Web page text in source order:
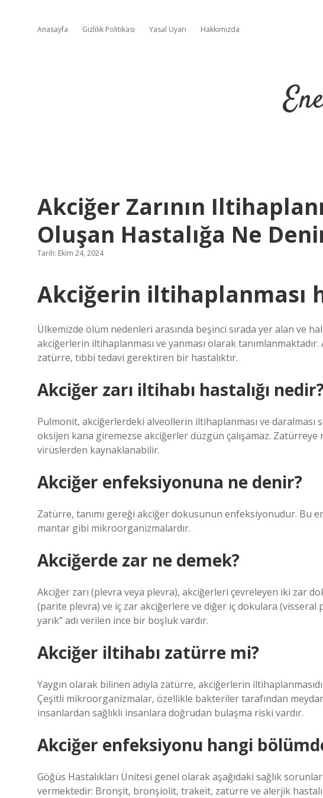
Anasayfa Gizlilik Politikası Yasal Uyarı Hakkımızda
Akciğer Zarının
Oluşan Hastalığa Ne
Tarih: Ekim 24, 2024
Akciğerin iltihaplanması
Ülkemizde ölüm nedenleri arasında beşinci sırada yer alan ve
akciğerlerin iltihaplanması ve yanması olarak
zatürre, tıbbi tedavi gerektiren bir hastalıktır.
Akciğer zarı iltihabı hastalığı
Pulmonit, akciğerlerdeki alveollerin iltihaplanması ve daralması
oksijen kana giremezse akciğerler düzgün çalışamaz.
virüslerden kaynaklanabilir.
Akciğer enfeksiyonuna ne denir?
Zatürre, tanımı gereği akciğer dokusunun enfeksiyonudur. Bu
mantar gibi mikroorganizmalardır.
Akciğerde zar ne demek?
Akciğer zarı (plevra veya plevra), akciğerleri çevreleyen iki zar
(parite plevra) ve iç zar akciğerlere ve diğer iç dokulara (visseral
yarık” adı verilen ince bir boşluk vardır.
Akciğer iltihabı zatürre mi?
Yaygın olarak bilinen adıyla zatürre, akciğerlerin
Çeşitli mikroorganizmalar, özellikle bakteriler tarafından
insanlardan sağlıklı insanlara doğrudan bulaşma riski vardır.
Akciğer enfeksiyonu hangi
Göğüs Hastalıkları Ünitesi genel olarak aşağıdaki sağlık
vermektedir: Bronşit, bronşiolit, trakeit, zatürre ve alerjik